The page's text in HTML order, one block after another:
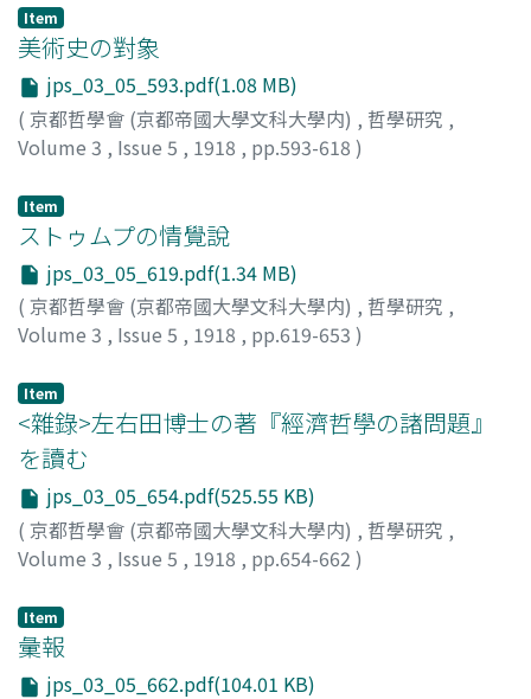
Item
美術史の對象
jps_03_05_593.pdf(1.08 MB)
( 京都哲學會 (京都帝國大學文科大學内) , 哲學研究 ,
Volume 3 , Issue 5 , 1918 , pp.593-618 )
Item
ストゥムプの情覺說
jps_03_05_619.pdf(1.34 MB)
( 京都哲學會 (京都帝國大學文科大學内) , 哲學研究 ,
Volume 3 , Issue 5 , 1918 , pp.619-653 )
Item
<雜錄>左右田博士の著『經濟哲學の諸問題』
を讀む
jps_03_05_654.pdf(525.55 KB)
( 京都哲學會 (京都帝國大學文科大學内) , 哲學研究 ,
Volume 3 , Issue 5 , 1918 , pp.654-662 )
Item
彙報
jps_03_05_662.pdf(104.01 KB)